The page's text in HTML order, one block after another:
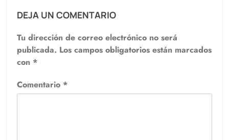
DEJA UN COMENTARIO
Tu dirección de correo electrónico no será
publicada. Los campos obligatorios están marcados
con *
Comentario *